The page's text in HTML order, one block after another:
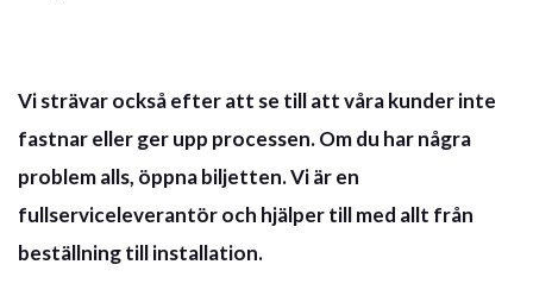
Vi strävar också efter att se till att våra kunder inte
fastnar eller ger upp processen. Om du har några
problem alls, öppna biljetten. Vi är en
fullserviceleverantör och hjälper till med allt från
beställning till installation.